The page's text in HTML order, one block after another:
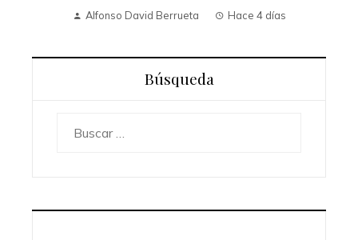
Alfonso David Berrueta Hace 4 días
Búsqueda